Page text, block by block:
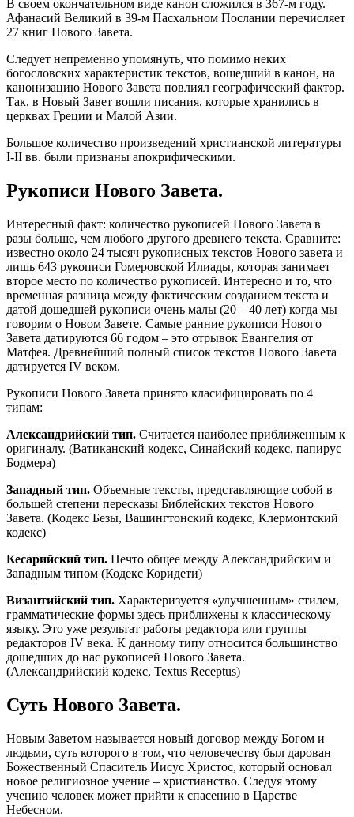
В своем окончательном виде канон сложился в 367-м году.
Афанасий Великий в 39-м Пасхальном Послании перечисляет
27 книг Нового Завета.
Следует непременно упомянуть, что помимо неких
богословских характеристик текстов, вошедший в канон, на
канонизацию Нового Завета повлиял географический фактор.
Так, в Новый Завет вошли писания, которые хранились в
церквах Греции и Малой Азии.
Большое количество произведений христианской литературы
I-II вв. были признаны апокрифическими.
Рукописи Нового Завета.
Интересный факт: количество рукописей Нового Завета в
разы больше, чем любого другого древнего текста. Сравните:
известно около 24 тысяч рукописных текстов Нового завета и
лишь 643 рукописи Гомеровской Илиады, которая занимает
второе место по количество рукописей. Интересно и то, что
временная разница между фактическим созданием текста и
датой дошедшей рукописи очень малы (20 – 40 лет) когда мы
говорим о Новом Завете. Самые ранние рукописи Нового
Завета датируются 66 годом – это отрывок Евангелия от
Матфея. Древнейший полный список текстов Нового Завета
датируется IV веком.
Рукописи Нового Завета принято класифицировать по 4
типам:
Александрийский тип. Считается наиболее приближенным к
оригиналу. (Ватиканский кодекс, Синайский кодекс, папирус
Бодмера)
Западный тип. Объемные тексты, представляющие собой в
большей степени пересказы Библейских текстов Нового
Завета. (Кодекс Безы, Вашингтонский кодекс, Клермонтский
кодекс)
Кесарийский тип. Нечто общее между Александрийским и
Западным типом (Кодекс Коридети)
Византийский тип. Характеризуется «улучшенным» стилем,
грамматические формы здесь приближены к классическому
языку. Это уже результат работы редактора или группы
редакторов IV века. К данному типу относится большинство
дошедших до нас рукописей Нового Завета.
(Александрийский кодекс, Textus Receptus)
Суть Нового Завета.
Новым Заветом называется новый договор между Богом и
людьми, суть которого в том, что человечеству был дарован
Божественный Спаситель Иисус Христос, который основал
новое религиозное учение – христианство. Следуя этому
учению человек может прийти к спасению в Царстве
Небесном.